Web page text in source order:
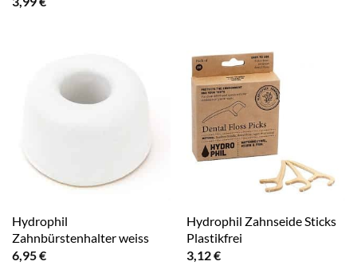
Hydrophil
Zahnbürstenhalter weiss
6,95€
Hydrophil Zahnseide Sticks
Plastikfrei
3,12€